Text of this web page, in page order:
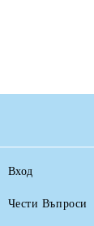
Вход
Чести Въпроси